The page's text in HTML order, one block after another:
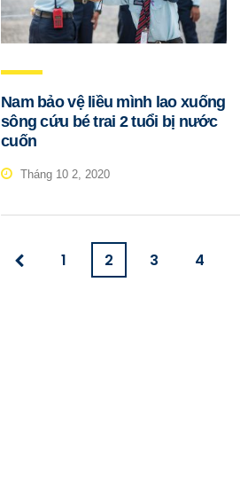
Nam bảo vệ liều mình lao xuống
sông cứu bé trai 2 tuổi bị nước
cuốn
Tháng 10 2, 2020
1 2 3 4